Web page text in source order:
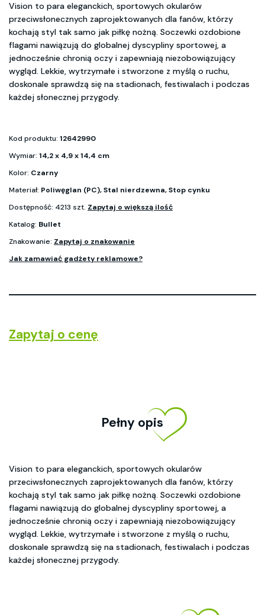
Vision to para eleganckich, sportowych okularów
przeciwsłonecznych zaprojektowanych dla fanów, którzy
kochają styl tak samo jak piłkę nożną. Soczewki ozdobione
flagami nawiązują do globalnej dyscypliny sportowej, a
jednocześnie chronią oczy i zapewniają niezobowiązujący
wygląd. Lekkie, wytrzymałe i stworzone z myślą o ruchu,
doskonale sprawdzą się na stadionach, festiwalach i podczas
każdej słonecznej przygody.
Kod produktu: 12642990
Wymiar: 14,2 x 4,9 x 14,4 cm
Kolor: Czarny
Materiał: Poliwęglan (PC), Stal nierdzewna, Stop cynku
Dostępność: 4213 szt. Zapytaj o większą ilość
Katalog: Bullet
Znakowanie: Zapytaj o znakowanie
Jak zamawiać gadżety reklamowe?
Zapytaj o cenę
Pełny opis
Vision to para eleganckich, sportowych okularów
przeciwsłonecznych zaprojektowanych dla fanów, którzy
kochają styl tak samo jak piłkę nożną. Soczewki ozdobione
flagami nawiązują do globalnej dyscypliny sportowej, a
jednocześnie chronią oczy i zapewniają niezobowiązujący
wygląd. Lekkie, wytrzymałe i stworzone z myślą o ruchu,
doskonale sprawdzą się na stadionach, festiwalach i podczas
każdej słonecznej przygody.